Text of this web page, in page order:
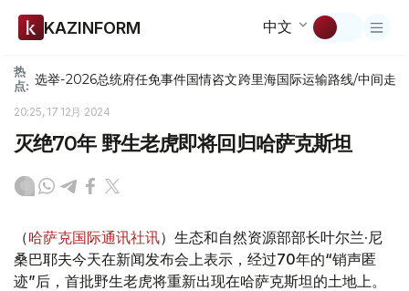
KAZINFORM 中文
热
点: 选举-2026总统府任免事件国情咨文跨里海国际运输路线/中间走廊
20:25, 17 12月 2024
灭绝70年 野生老虎即将回归哈萨克斯坦
（哈萨克国际通讯社讯）生态和自然资源部部长叶尔兰·尼
桑巴耶夫今天在新闻发布会上表示，经过70年的“销声匿
迹”后，首批野生老虎将重新出现在哈萨克斯坦的土地上。